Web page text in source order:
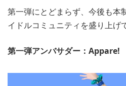
第一弾にとどまらず、今後も本
イドルコミュニティを盛り上げ
第一弾アンバサダー：Appare!